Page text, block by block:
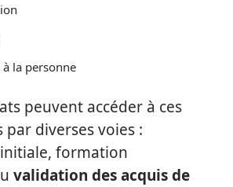
à la personne
peuvent accéder à ces
diverses voies :
formation
validation des acquis de